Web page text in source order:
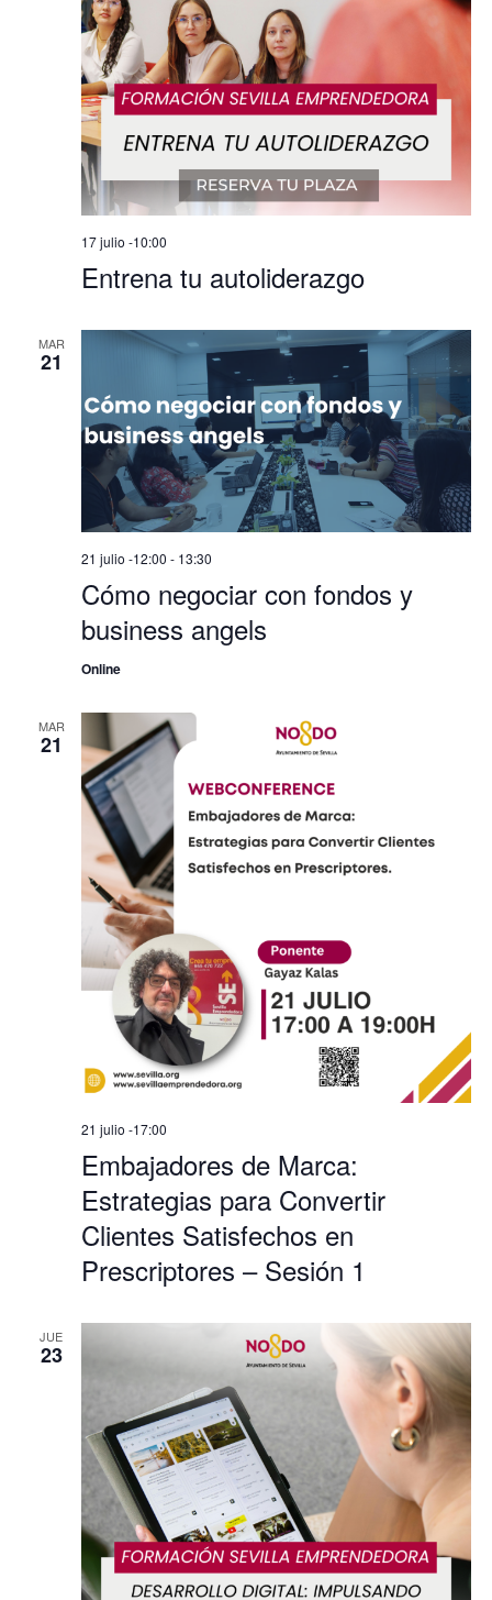
Entrena tu autoliderazgo
17 julio -10:00
MAR
21
Cómo negociar con fondos y
business angels
21 julio -12:00 - 13:30
Online
MAR
21
Embajadores de Marca:
Estrategias para Convertir
Clientes Satisfechos en
Prescriptores – Sesión 1
21 julio -17:00
JUE
23